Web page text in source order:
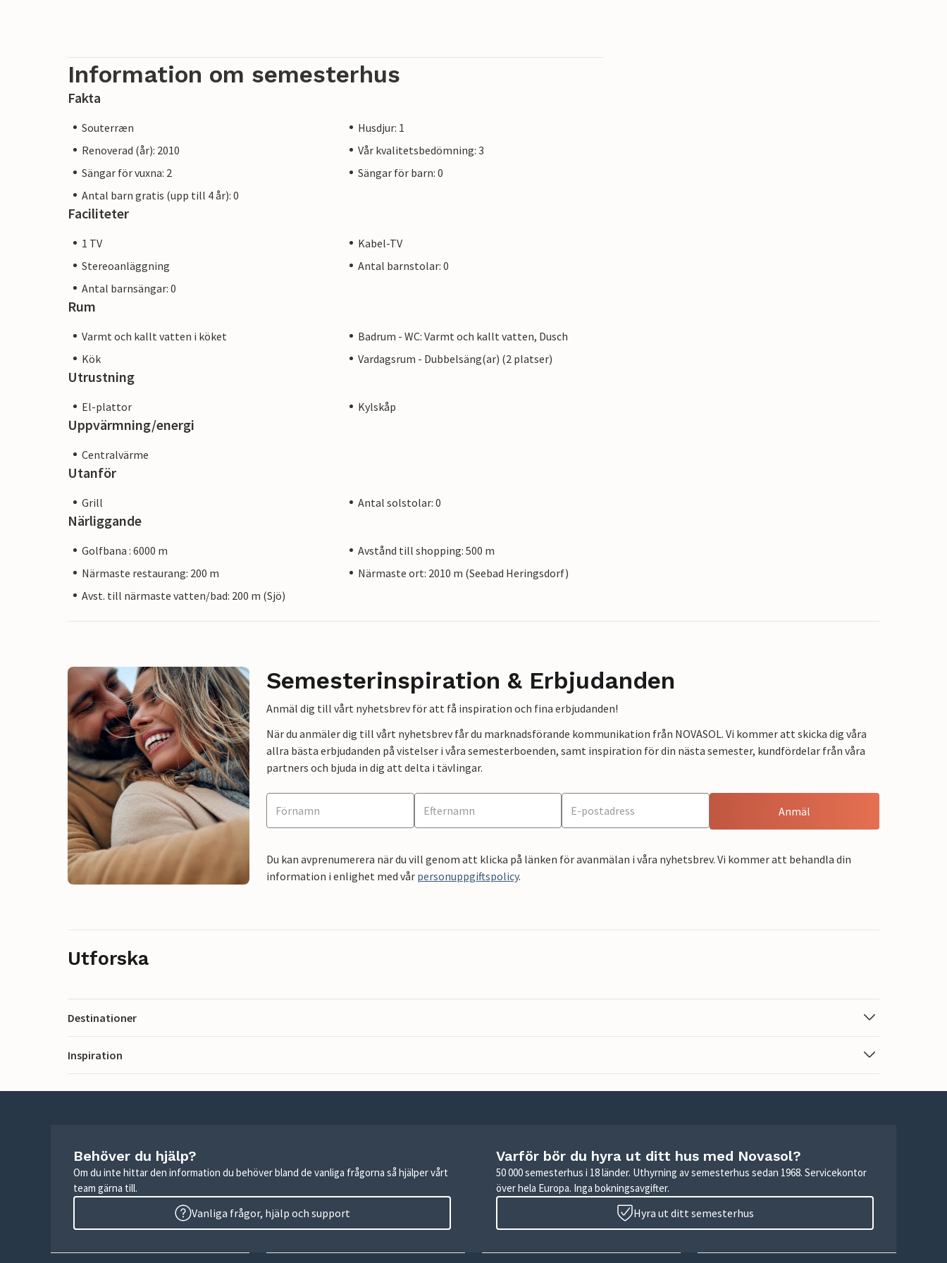
Information om semesterhus
Fakta
Souterræn
Husdjur: 1
Renoverad (år): 2010
Vår kvalitetsbedömning: 3
Sängar för vuxna: 2
Sängar för barn: 0
Antal barn gratis (upp till 4 år): 0
Faciliteter
1 TV
Kabel-TV
Stereoanläggning
Antal barnstolar: 0
Antal barnsängar: 0
Rum
Varmt och kallt vatten i köket
Badrum - WC: Varmt och kallt vatten, Dusch
Kök
Vardagsrum - Dubbelsäng(ar) (2 platser)
Utrustning
El-plattor Kylskåp
Uppvärmning/energi
Centralvärme
Utanför
Grill Antal solstolar: 0
Närliggande
Golfbana : 6000 m
Avstånd till shopping: 500 m
Närmaste restaurang: 200 m
Närmaste ort: 2010 m (Seebad Heringsdorf)
Avst. till närmaste vatten/bad: 200 m (Sjö)
Semesterinspiration & Erbjudanden
Anmäl dig till vårt nyhetsbrev för att få inspiration och fina erbjudanden!
När du anmäler dig till vårt nyhetsbrev får du marknadsförande kommunikation från NOVASOL. Vi kommer att skicka dig våra
allra bästa erbjudanden på vistelser i våra semesterboenden, samt inspiration för din nästa semester, kundfördelar från våra
partners och bjuda in dig att delta i tävlingar.
Anmäl
Du kan avprenumerera när du vill genom att klicka på länken för avanmälan i våra nyhetsbrev. Vi kommer att behandla din
information i enlighet med vår personuppgiftspolicy.
Utforska
Destinationer
Inspiration
Behöver du hjälp?
Om du inte hittar den information du behöver bland de vanliga frågorna så hjälper vårt
team gärna till.
Vanliga frågor, hjälp och support
Varför bör du hyra ut ditt hus med Novasol?
50 000 semesterhus i 18 länder. Uthyrning av semesterhus sedan 1968. Servicekontor
över hela Europa. Inga bokningsavgifter.
Hyra ut ditt semesterhus